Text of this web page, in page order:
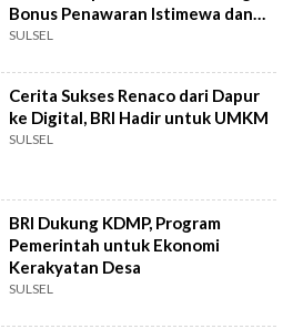
Bonus Penawaran Istimewa dan
Voucher
SULSEL
Cerita Sukses Renaco dari Dapur
ke Digital, BRI Hadir untuk UMKM
SULSEL
BRI Dukung KDMP, Program
Pemerintah untuk Ekonomi
Kerakyatan Desa
SULSEL